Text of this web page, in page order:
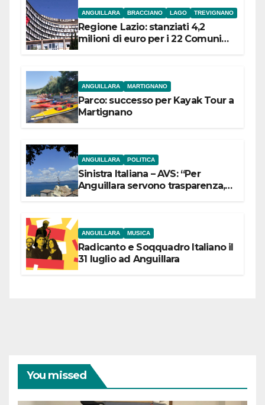
ANGUILLARA BRACCIANO LAGO TREVIGNANO
Regione Lazio: stanziati 4,2
milioni di euro per i 22 Comuni
ANGUILLARA MARTIGNANO
Parco: successo per Kayak Tour a
Martignano
ANGUILLARA POLITICA
Sinistra Italiana – AVS: “Per
Anguillara servono trasparenza,
ANGUILLARA MUSICA
Radicanto e Soqquadro Italiano il
31 luglio ad Anguillara
You missed